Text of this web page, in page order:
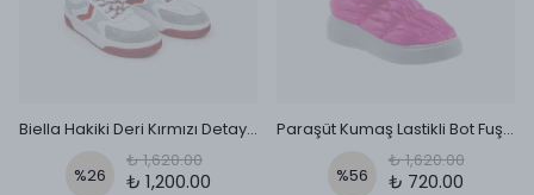
Biella Hakiki Deri Kırmızı Detaylı Sneaker Beyaz
%26
₺ 1,620.00
₺ 1,200.00
Paraşüt Kumaş Lastikli Bot Fuşya
%56
₺ 1,620.00
₺ 720.00